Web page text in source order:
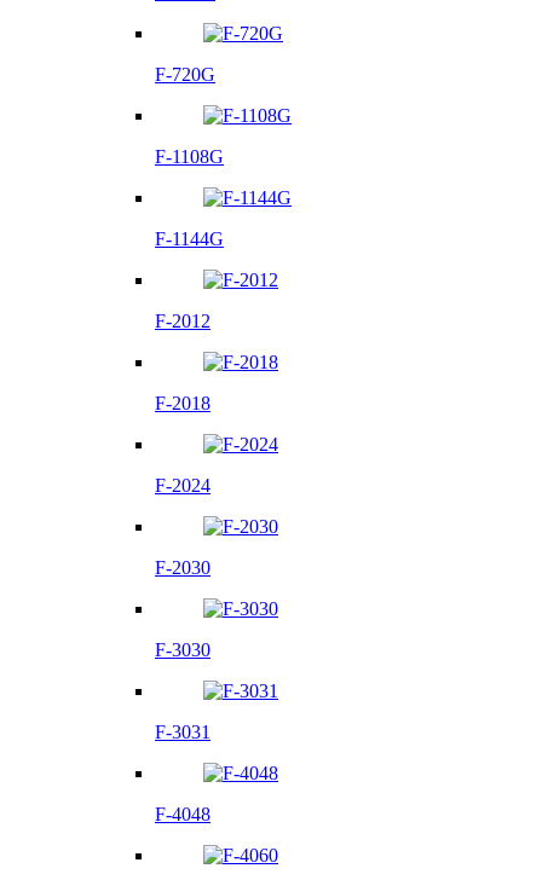
F-720G
F-1108G
F-1144G
F-2012
F-2018
F-2024
F-2030
F-3030
F-3031
F-4048